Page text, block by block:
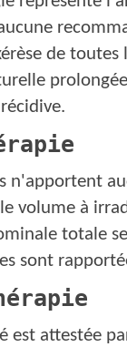
de
n'apportent
volume à
totale
sont
est attestée